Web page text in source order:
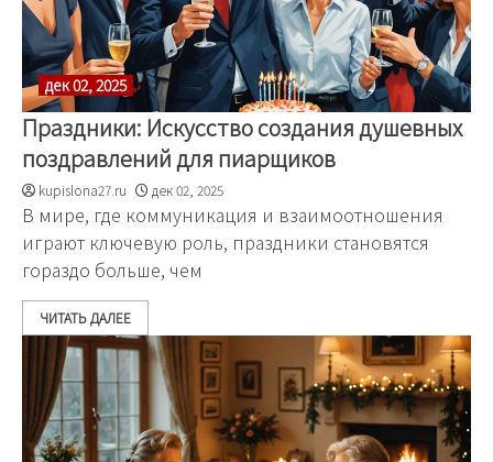
дек 02, 2025
Праздники: Искусство создания душевных
поздравлений для пиарщиков
kupislona27.ru дек 02, 2025
В мире, где коммуникация и взаимоотношения
играют ключевую роль, праздники становятся
гораздо больше, чем
ЧИТАТЬ ДАЛЕЕ